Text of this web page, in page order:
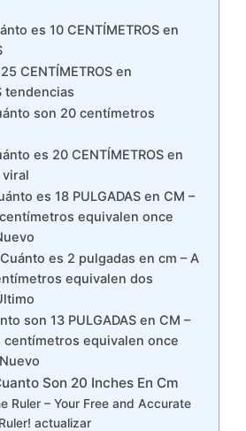
es 10 CENTÍMETROS en
CENTÍMETROS en
tendencias
son 20 centímetros
es 20 CENTÍMETROS en
viral
es 18 PULGADAS en CM –
equivalen once
es 2 pulgadas en cm – A
equivalen dos
son 13 PULGADAS en CM –
centímetros equivalen once
Son 20 Inches En Cm
Ruler – Your Free and Accurate
actualizar